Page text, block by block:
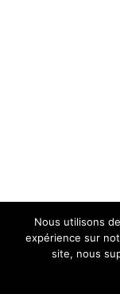
MENTIONS
Tous
Nous utilisons
expérience sur
site, nous